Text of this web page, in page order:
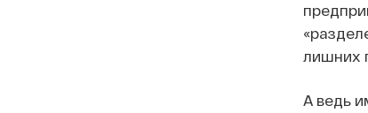
лишних
А ведь